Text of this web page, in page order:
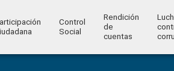
Control
Social
Rendición
de
cuentas